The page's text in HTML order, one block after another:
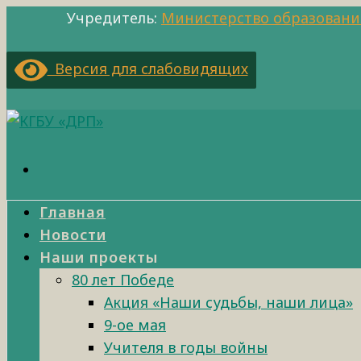
Учредитель: Министерство
Версия для слабовидящих
Главная
Новости
Наши проекты
80 лет Победе
Акция «Наши судьбы, наши лица»
9-ое мая
Учителя в годы войны